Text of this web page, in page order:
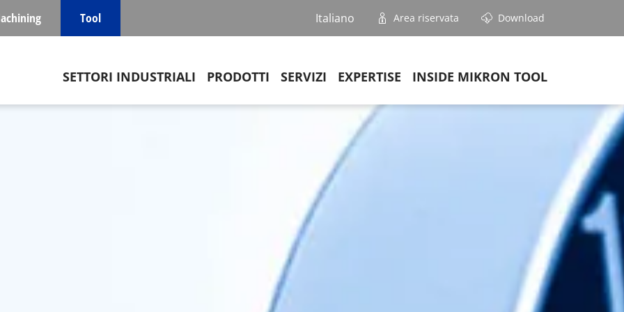
Tool Italiano Area riservata Download
Main navigation
SETTORI INDUSTRIALI PRODOTTI SERVIZI EXPERTISE INSIDE MIKRON TOOL